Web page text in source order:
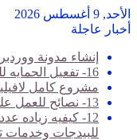
الأحد, 9 أغسطس 2026
أخبار عاجلة
إنشاء مدونة
16- تفعيل الحمايه للدومين بدون اي تكلفه ssl https
مشروع كامل
13- نصائح للعمل علي خمسات وفيفر ونهايه الكورس
12- كيفيه زياده
للبيدجات وخدمات